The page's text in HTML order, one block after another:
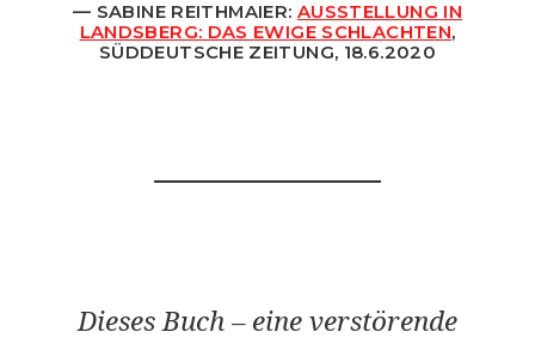
SABINE REITHMAIER: AUSSTELLUNG IN
LANDSBERG: DAS EWIGE SCHLACHTEN,
SÜDDEUTSCHE ZEITUNG, 18.6.2020
Dieses Buch – eine verstörende